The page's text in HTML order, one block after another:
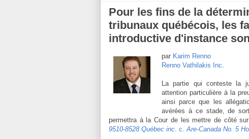
Pour les fins de la
tribunaux québécois, les
introductive d'instance
par Karim Renno
Renno Vathilakis Inc
La partie qui conteste la
attention particulière à la
ainsi parce que les
avérées à ce stade, de
permettra à la Cour de les mettre de côté
9510-8528 Québec inc . c. Are-Canada No. 5